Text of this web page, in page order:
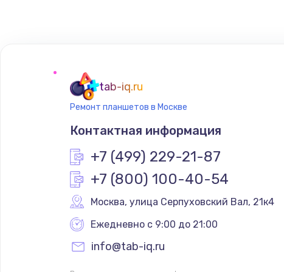
tab-iq.ru
Ремонт планшетов в Москве
Контактная информация
+7 (499) 229-21-87
+7 (800) 100-40-54
Москва, улица Серпуховский Вал, 21к4
Ежедневно с 9:00 до 21:00
info@tab-iq.ru